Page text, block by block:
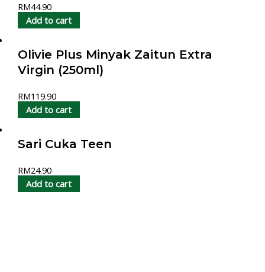
RM44.90
Add to cart
Olivie Plus Minyak Zaitun Extra
Virgin (250ml)
RM119.90
Add to cart
Sari Cuka Teen
RM24.90
Add to cart